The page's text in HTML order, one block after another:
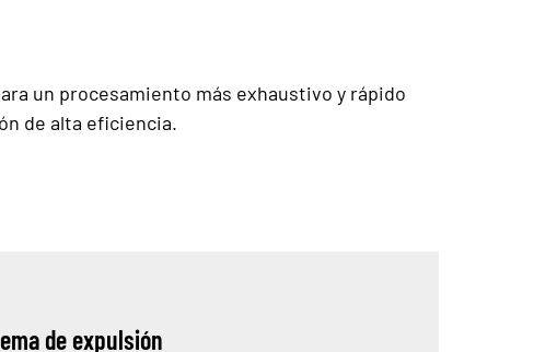
un procesamiento más exhaustivo y rápido
de alta eficiencia.
de expulsión